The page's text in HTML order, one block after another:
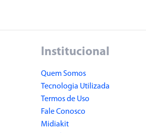
Institucional
Quem Somos
Tecnologia Utilizada
Termos de Uso
Fale Conosco
Midiakit